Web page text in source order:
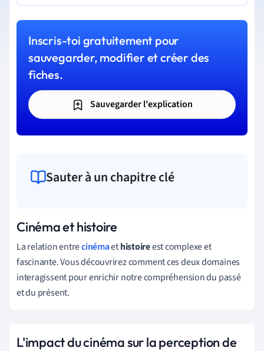
Inscris-toi gratuitement pour
sauvegarder, modifier et créer des
fiches.
Sauvegarder l'explication
Sauter à un chapitre clé
Cinéma et histoire
La relation entrecinémaethistoireest complexe et
fascinante. Vous découvrirez comment ces deux domaines
interagissent pour enrichir notre compréhension du passé
et du présent.
L'impact du cinéma sur la perception de